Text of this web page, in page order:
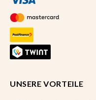
UNSERE VORTEILE